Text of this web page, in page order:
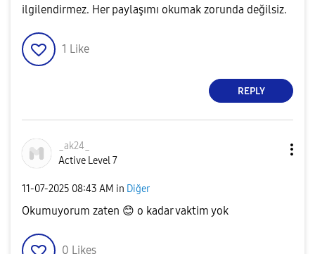
ilgilendirmez. Her paylaşımı okumak zorunda değilsiz.
1 Like
REPLY
_ak24_
Active Level 7
‎11-07-2025 08:43 AM in Diğer
Okumuyorum zaten 😊 o kadar vaktim yok
0 Likes